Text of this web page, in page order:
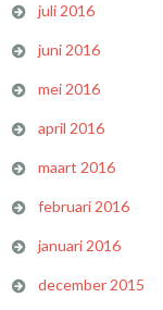
juli 2016
juni 2016
mei 2016
april 2016
maart 2016
februari 2016
januari 2016
december 2015